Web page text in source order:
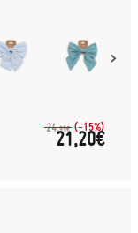
24,95€ (-15%)
21,20€